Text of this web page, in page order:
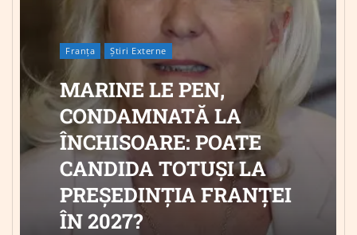
Franța Știri Externe
MARINE LE PEN,
CONDAMNATĂ LA
ÎNCHISOARE: POATE
CANDIDA TOTUȘI LA
PREȘEDINȚIA FRANȚEI
ÎN 2027?